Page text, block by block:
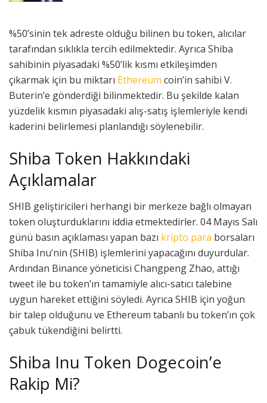
%50’sinin tek adreste olduğu bilinen bu token, alıcılar
tarafından sıklıkla tercih edilmektedir. Ayrıca Shiba
sahibinin piyasadaki %50’lik kısmı etkileşimden
çıkarmak için bu miktarı Ethereum coin’in sahibi V.
Buterin’e gönderdiği bilinmektedir. Bu şekilde kalan
yüzdelik kısmın piyasadaki alış-satış işlemleriyle kendi
kaderini belirlemesi planlandığı söylenebilir.
Shiba Token Hakkındaki
Açıklamalar
SHIB geliştiricileri herhangi bir merkeze bağlı olmayan
token oluşturduklarını iddia etmektedirler. 04 Mayıs Salı
günü basın açıklaması yapan bazı kripto para borsaları
Shiba Inu’nin (SHIB) işlemlerini yapacağını duyurdular.
Ardından Binance yöneticisi Changpeng Zhao, attığı
tweet ile bu token’ın tamamiyle alıcı-satıcı talebine
uygun hareket ettiğini söyledi. Ayrıca SHIB için yoğun
bir talep olduğunu ve Ethereum tabanlı bu token’ın çok
çabuk tükendiğini belirtti.
Shiba Inu Token Dogecoin’e
Rakip Mi?